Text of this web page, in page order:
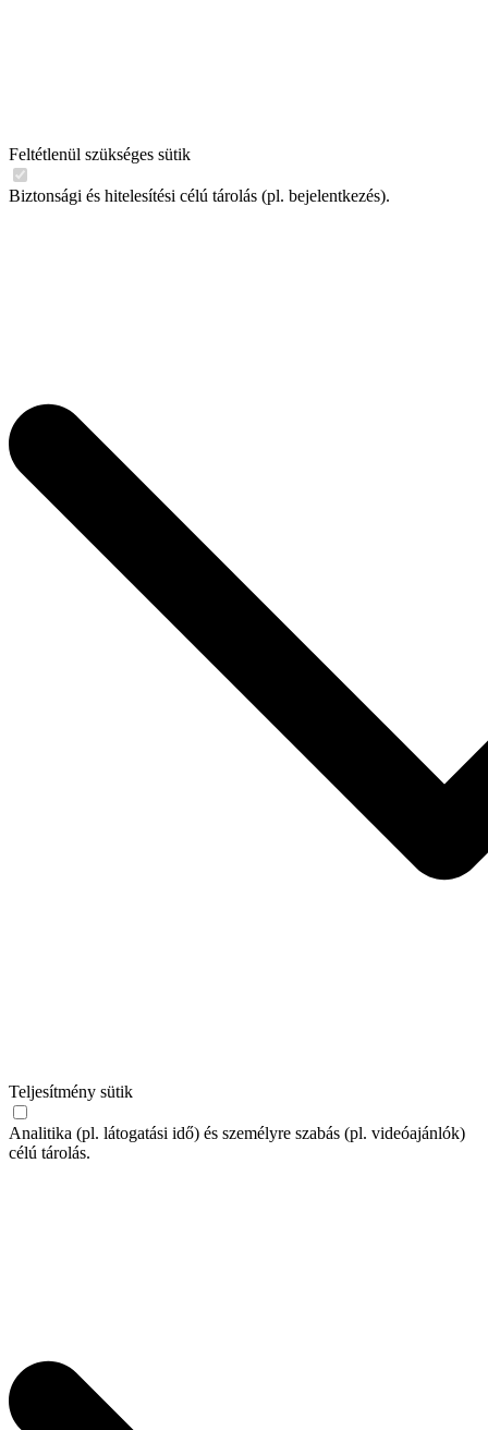
Feltétlenül szükséges sütik
Biztonsági és hitelesítési célú tárolás (pl. bejelentkezés).
Teljesítmény sütik
Analitika (pl. látogatási idő) és személyre szabás (pl. videóajánlók)
célú tárolás.